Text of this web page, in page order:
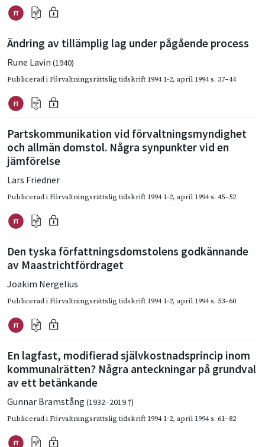
Ändring av tillämplig lag under pågående process
Rune Lavin (1940)
Publicerad iFörvaltningsrättslig tidskrift 1994 1-2, april 1994s. 37–44
Partskommunikation vid förvaltningsmyndighet
och allmän domstol. Några synpunkter vid en
jämförelse
Lars Friedner
Publicerad iFörvaltningsrättslig tidskrift 1994 1-2, april 1994s. 45–52
Den tyska författningsdomstolens godkännande
av Maastrichtfördraget
Joakim Nergelius
Publicerad iFörvaltningsrättslig tidskrift 1994 1-2, april 1994s. 53–60
En lagfast, modifierad självkostnadsprincip inom
kommunalrätten? Några anteckningar på grundval
av ett betänkande
Gunnar Bramstång (1932–2019 †)
Publicerad iFörvaltningsrättslig tidskrift 1994 1-2, april 1994s. 61–82